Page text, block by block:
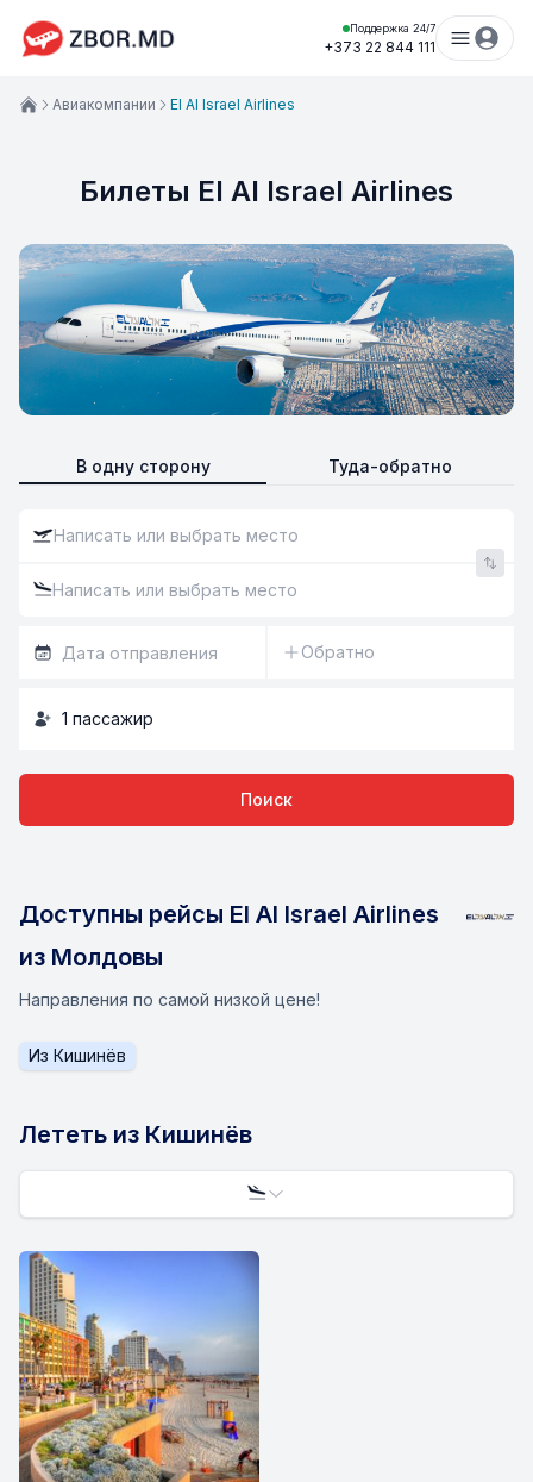
Поддержка 24/7
+373 22 844 111
Билеты El Al Israel Airlines
В одну сторону Туда-обратно
Обратно
1 пассажир
Поиск
Авиакомпании El Al Israel Airlines
Доступны рейсы El Al Israel Airlines
из Молдовы
Направления по самой низкой цене!
Из Кишинёв
Лететь из Кишинёв